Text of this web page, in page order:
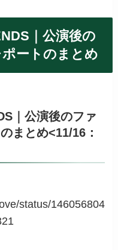
｜公演後の
ートのまとめ
｜公演後のファ
まとめ<11/16：
status/146056804